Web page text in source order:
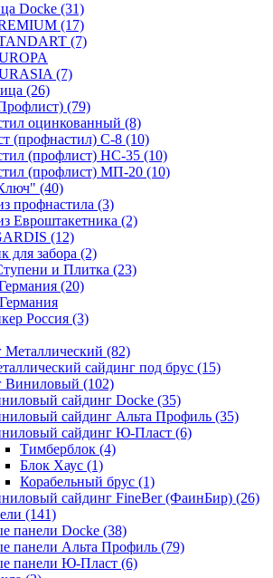
Docke (31)
(17)
(7)
(7)
(26)
(79)
оцинкованный (8)
(профнастил) С-8 (10)
(профлист) НС-35 (10)
(профлист) МП-20 (10)
(40)
профнастила (3)
Евроштакетника (2)
(12)
для забора (2)
и Плитка (23)
(20)
Россия (3)
Металлический (82)
сайдинг под брус (15)
Виниловый (102)
сайдинг Docke (35)
сайдинг Альта Профиль (35)
сайдинг Ю-Пласт (6)
Тимберблок (4)
Блок Хаус (1)
Корабельный брус (1)
сайдинг FineBer (ФаинБир) (26)
(141)
панели Docke (38)
панели Альта Профиль (79)
панели Ю-Пласт (6)